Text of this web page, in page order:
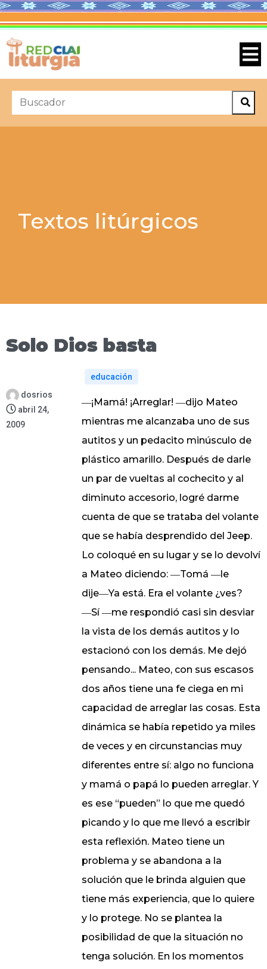
Textos litúrgicos
Solo Dios basta
dosrios
abril 24,
2009
educación
―¡Mamá! ¡Arreglar! ―dijo Mateo
mientras me alcanzaba uno de sus
autitos y un pedacito minúsculo de
plástico amarillo. Después de darle
un par de vueltas al cochecito y al
diminuto accesorio, logré darme
cuenta de que se trataba del volante
que se había desprendido del Jeep.
Lo coloqué en su lugar y se lo devolví
a Mateo diciendo: ―Tomá ―le
dije―Ya está. Era el volante ¿ves?
―Sí ―me respondió casi sin desviar
la vista de los demás autitos y lo
estacionó con los demás. Me dejó
pensando... Mateo, con sus escasos
dos años tiene una fe ciega en mi
capacidad de arreglar las cosas. Esta
dinámica se había repetido ya miles
de veces y en circunstancias muy
diferentes entre sí: algo no funciona
y mamá o papá lo pueden arreglar. Y
es ese “pueden” lo que me quedó
picando y lo que me llevó a escribir
esta reflexión. Mateo tiene un
problema y se abandona a la
solución que le brinda alguien que
tiene más experiencia, que lo quiere
y lo protege. No se plantea la
posibilidad de que la situación no
tenga solución. En los momentos